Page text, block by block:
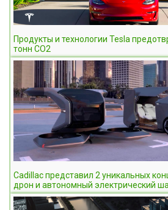
Продукты и технологии Tesla
тонн СО2
Cadillac представил 2 уникальных
дрон и автономный электрический